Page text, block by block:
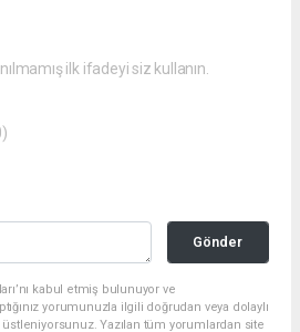
ilk ifadeyi siz kullanın.
Gönder
kabul etmiş bulunuyor ve
yorumunuzla ilgili doğrudan veya dolaylı
Yazılan tüm yorumlardan site